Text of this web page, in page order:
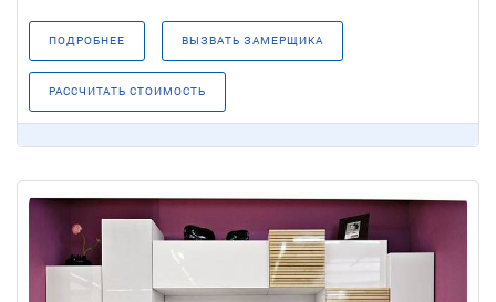
ПОДРОБНЕЕ ВЫЗВАТЬ ЗАМЕРЩИКА
РАССЧИТАТЬ СТОИМОСТЬ